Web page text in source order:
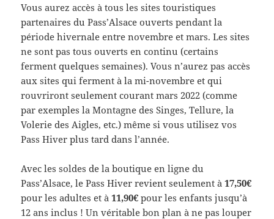
Vous aurez accès à tous les sites touristiques
partenaires du Pass’Alsace ouverts pendant la
période hivernale entre novembre et mars. Les sites
ne sont pas tous ouverts en continu (certains
ferment quelques semaines). Vous n’aurez pas accès
aux sites qui ferment à la mi-novembre et qui
rouvriront seulement courant mars 2022 (comme
par exemples la Montagne des Singes, Tellure, la
Volerie des Aigles, etc.) même si vous utilisez vos
Pass Hiver plus tard dans l’année.
Avec les soldes de la boutique en ligne du
Pass’Alsace, le Pass Hiver revient seulement à17,50€
pour les adultes et à11,90€ pour les enfants jusqu’à
12 ans inclus ! Un véritable bon plan à ne pas louper